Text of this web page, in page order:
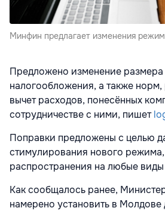
Минфин предлагает изменения
Предложено изменение размера
налогообложения, а также
вычет расходов, понесённых
сотрудничестве с ними, пишет
Поправки предложены с целью
стимулирования нового
распространения на любые виды
Как сообщалось ранее,
намерено установить в Молдове